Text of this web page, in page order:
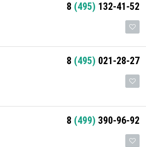
8 (495) 132-41-52
8 (495) 021-28-27
8 (499) 390-96-92